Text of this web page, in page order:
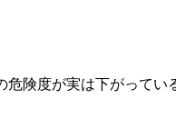
険度が実は下がってい